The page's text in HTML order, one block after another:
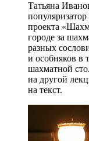
Татьяна
проекта
городе за
разных
и особняков в
шахматной
на другой
на текст.